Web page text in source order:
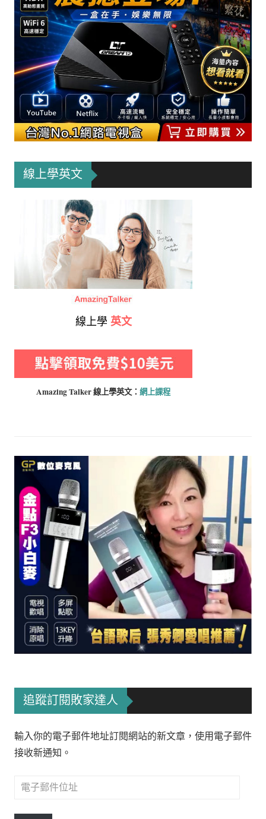
線上學英文
線上學 英文
Amazing Talker 線上學英文： 網上課程
追蹤訂閱敗家達人
輸入你的電子郵件地址訂閱網站的新文章，使用電子郵件
接收新通知。
電
郵